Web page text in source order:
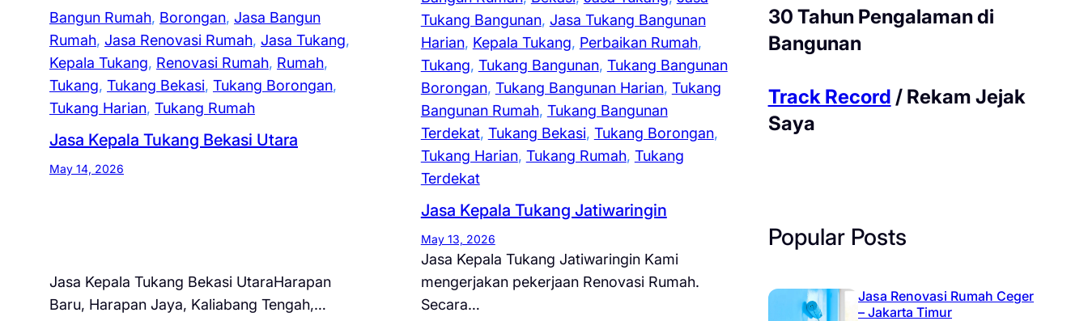
Bangun Rumah, Borongan, Jasa Bangun
Rumah, Jasa Renovasi Rumah, Jasa Tukang
Kepala Tukang, Renovasi Rumah, Rumah
Tukang, Tukang Bekasi, Tukang Borongan
Tukang Harian, Tukang Rumah
Jasa Kepala Tukang Bekasi Utara
May 14, 2026
Jasa Kepala Tukang Bekasi UtaraHarapan
Baru, Harapan Jaya, Kaliabang Tengah,…
Tukang Bangunan, Jasa Tukang Bangunan
Harian, Kepala Tukang, Perbaikan Rumah
Tukang, Tukang Bangunan, Tukang Bangunan
Borongan, Tukang Bangunan Harian, Tukang
Bangunan Rumah, Tukang Bangunan
Terdekat, Tukang Bekasi, Tukang Borongan
Tukang Harian, Tukang Rumah, Tukang
Terdekat
Jasa Kepala Tukang Jatiwaringin
May 13, 2026
Jasa Kepala Tukang Jatiwaringin Kami
mengerjakan pekerjaan Renovasi Rumah.
Secara…
30 Tahun Pengalaman di
Bangunan
Track Record / Rekam Jejak
Saya
Popular Posts
Jasa Renovasi Rumah Ceger
– Jakarta Timur